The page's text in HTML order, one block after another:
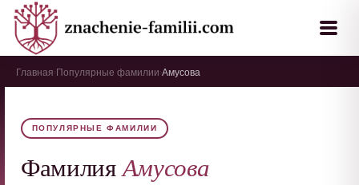
Главная Популярные фамилии Амусова
ПОПУЛЯРНЫЕ ФАМИЛИИ
ФамилияАмусова